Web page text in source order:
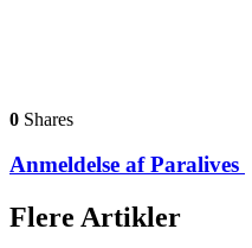
0 Shares
Anmeldelse af Paralives
Flere Artikler